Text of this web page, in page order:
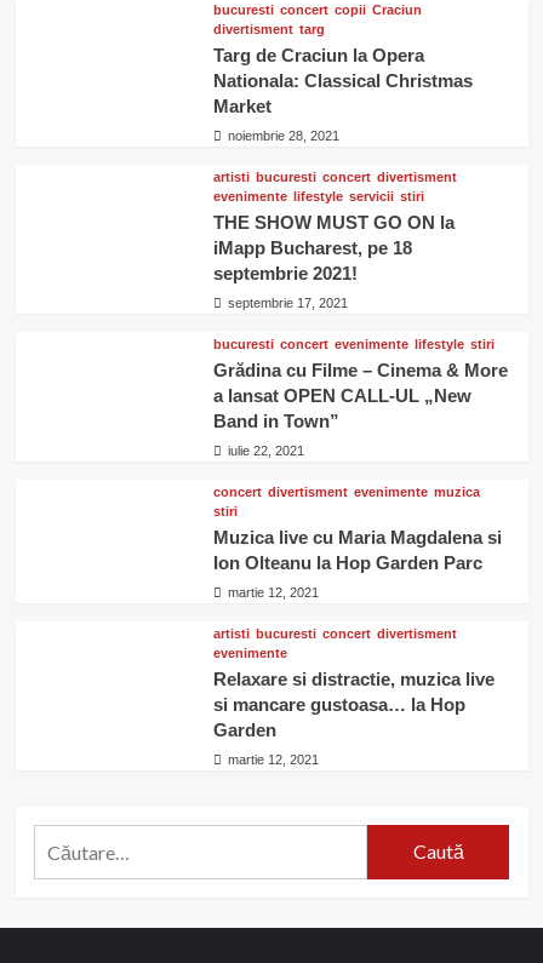
bucuresti concert copii Craciun
divertisment targ
Targ de Craciun la Opera
Nationala: Classical Christmas
Market
noiembrie 28, 2021
artisti bucuresti concert divertisment
evenimente lifestyle servicii stiri
THE SHOW MUST GO ON la
iMapp Bucharest, pe 18
septembrie 2021!
septembrie 17, 2021
bucuresti concert evenimente lifestyle stiri
Grădina cu Filme – Cinema & More
a lansat OPEN CALL-UL „New
Band in Town”
iulie 22, 2021
concert divertisment evenimente muzica
stiri
Muzica live cu Maria Magdalena si
Ion Olteanu la Hop Garden Parc
martie 12, 2021
artisti bucuresti concert divertisment
evenimente
Relaxare si distractie, muzica live
si mancare gustoasa… la Hop
Garden
martie 12, 2021